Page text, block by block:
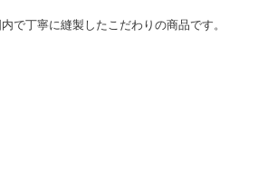
で丁寧に縫製したこだわりの商品です。